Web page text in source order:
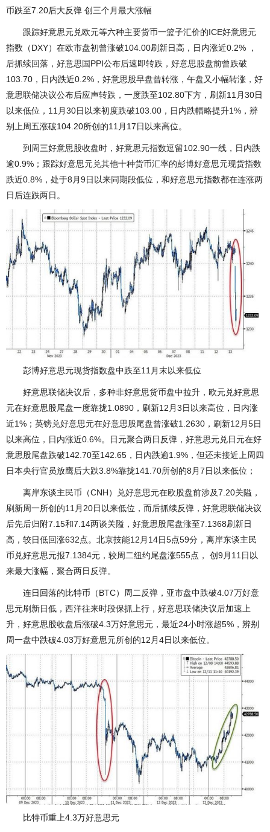
币跌至7.20后大反弹 创三个月最大涨幅
跟踪好意思元兑欧元等六种主要货币一篮子汇价的ICE好意思元
指数（DXY）在欧市盘初曾涨破104.00刷新日高，日内涨近0.2% ，
后抓续回落，好意思国PPI公布后速即转跌，好意思股盘前曾跌破
103.70，日内跌近0.2%，好意思股早盘曾转涨，午盘又小幅转涨，好
意思联储决议公布后应声转跌，一度跌至102.80下方，刷新11月30日
以来低位，11月30日以来初度跌破103.00，日内跌幅略提升1%，辨
别上周五涨破104.20所创的11月17日以来高位。
到周三好意思股收盘时，好意思元指数逗留102.90一线，日内跌
逾0.9%；跟踪好意思元兑其他十种货币汇率的彭博好意思元现货指数
跌近0.8%，处于8月9日以来同期段低位，和好意思元指数都在连涨两
日后连跌两日。
彭博好意思元现货指数盘中跌至11月末以来低位
好意思联储决议后，多种非好意思货币盘中拉升，欧元兑好意思
元在好意思股尾盘一度靠拢1.0890，刷新12月3日以来高位，日内涨
近1%；英镑兑好意思元在好意思股尾盘曾涨破1.2630，刷新12月5日
以来高位，日内涨近0.6%。日元聚合两日反弹，好意思元兑日元在好
意思股尾盘跌破142.70至142.65，日内跌逾1.9%，但还未接近上周四
日本央行官员放鹰后大跌3.8%靠拢141.70所创的8月7日以来低位；
离岸东谈主民币（CNH）兑好意思元在欧股盘前涉及7.20关隘，
刷新周一所创的11月20日以来低位，而后抓续反弹，好意思联储决议
后先后归附7.15和7.14两谈关隘，好意思股尾盘涨至7.1368刷新日
高，较日低回涨632点。北京技能12月14日5点59分，离岸东谈主民
币兑好意思元报7.1384元，较周二纽约尾盘涨555点， 创9月11日以
来最大涨幅，聚合两日反弹。
连日回落的比特币（BTC）周二反弹，亚市盘中跌破4.07万好意
思元刷新日低，西洋往来时段保抓上行，好意思联储决议后加速上
升，好意思股收盘后涨破4.3万好意思元，最近24小时涨超5%，辨别
周一盘中跌破4.03万好意思元所创的12月4日以来低位。
比特币重上4.3万好意思元